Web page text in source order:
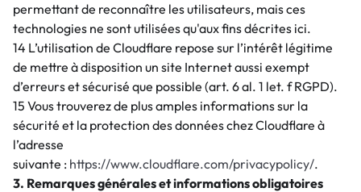
permettant de reconnaître les utilisateurs, mais ces
technologies ne sont utilisées qu'aux fins décrites ici.
14 L’utilisation de Cloudflare repose sur l’intérêt légitime
de mettre à disposition un site Internet aussi exempt
d’erreurs et sécurisé que possible (art. 6 al. 1 let. f RGPD).
15 Vous trouverez de plus amples informations sur la
sécurité et la protection des données chez Cloudflare à
l’adresse
suivante : https://www.cloudflare.com/privacypolicy/.
3. Remarques générales et informations obligatoires